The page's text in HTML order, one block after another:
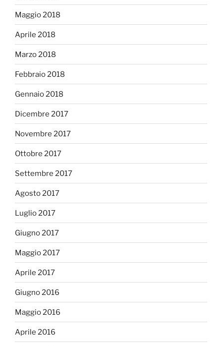
Maggio 2018
Aprile 2018
Marzo 2018
Febbraio 2018
Gennaio 2018
Dicembre 2017
Novembre 2017
Ottobre 2017
Settembre 2017
Agosto 2017
Luglio 2017
Giugno 2017
Maggio 2017
Aprile 2017
Giugno 2016
Maggio 2016
Aprile 2016